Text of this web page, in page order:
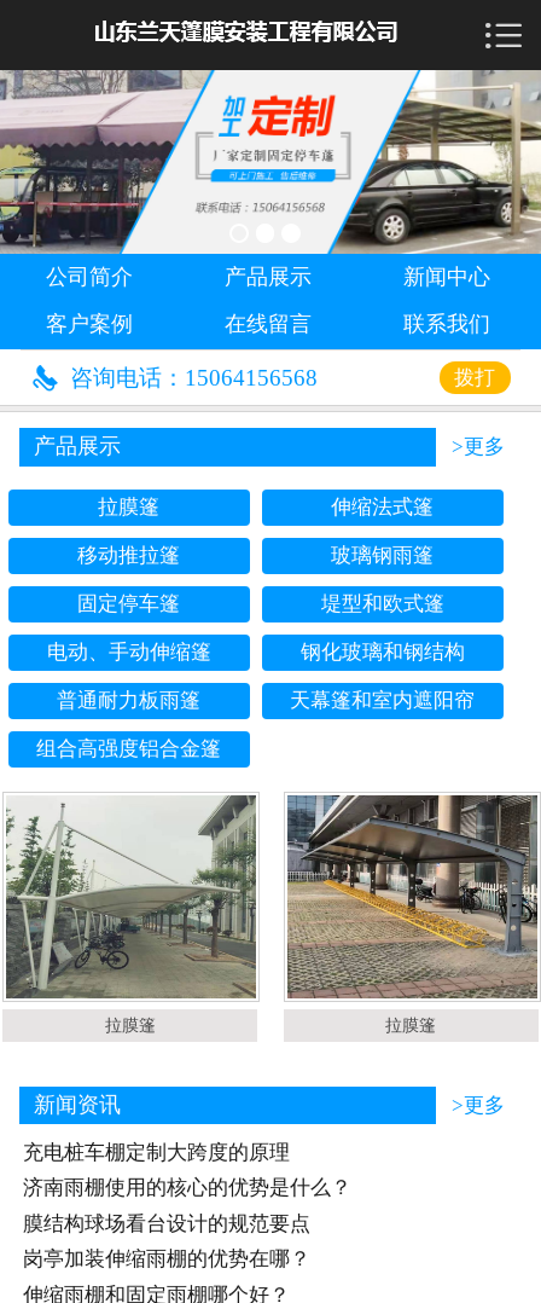
 首页
公司简介
产品展示
新闻中心
客户案例
在线留言

公司简介 产品展示
新闻中心
客户案例
在线留言 联系我们
 咨询电话：15064156568 拨打
产品展示 >更多
拉膜篷 伸缩法式篷
移动推拉篷 玻璃钢雨篷
固定停车篷 堤型和欧式篷
电动、手动伸缩篷 钢化玻璃和钢结构
普通耐力板雨篷 天幕篷和室内遮阳帘
组合高强度铝合金篷
拉膜篷 拉膜篷
新闻资讯 >更多
充电桩车棚定制大跨度的原理
济南雨棚使用的核心的优势是什么？
膜结构球场看台设计的规范要点
岗亭加装伸缩雨棚的优势在哪？
伸缩雨棚和固定雨棚哪个好？